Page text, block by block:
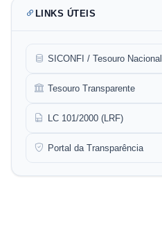
LINKS ÚTEIS
SICONFI / Tesouro Nacional
Tesouro Transparente
LC 101/2000 (LRF)
Portal da Transparência